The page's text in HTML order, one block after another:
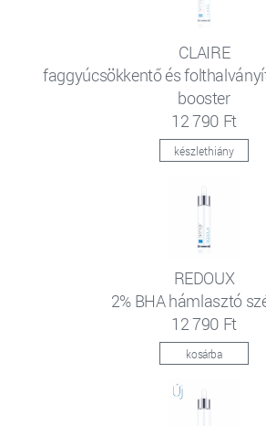
CLAIRE
faggyúcsökkentő és
booster
12 790 Ft
készlethiány
REDOUX
2% BHA hámlasztó
12 790 Ft
kosárba